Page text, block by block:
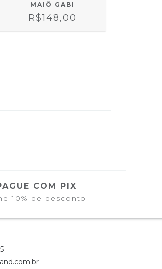
MAIÔ GABI
R$148,00
COM PIX
10% de desconto